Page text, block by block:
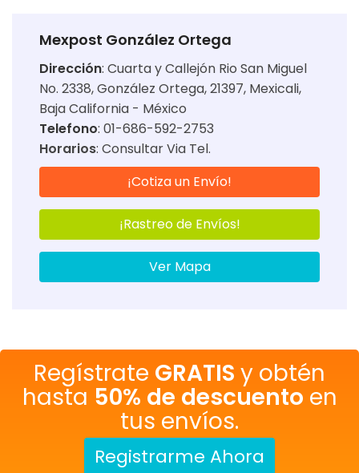
Mexpost González Ortega
Dirección: Cuarta y Callejón Rio San Miguel
No. 2338, González Ortega, 21397, Mexicali,
Baja California - México
Telefono: 01-686-592-2753
Horarios: Consultar Via Tel.
¡Cotiza un Envío!
¡Rastreo de Envíos!
Ver Mapa
Regístrate GRATIS y obtén
hasta 50% de descuento en
tus envíos.
Registrarme Ahora